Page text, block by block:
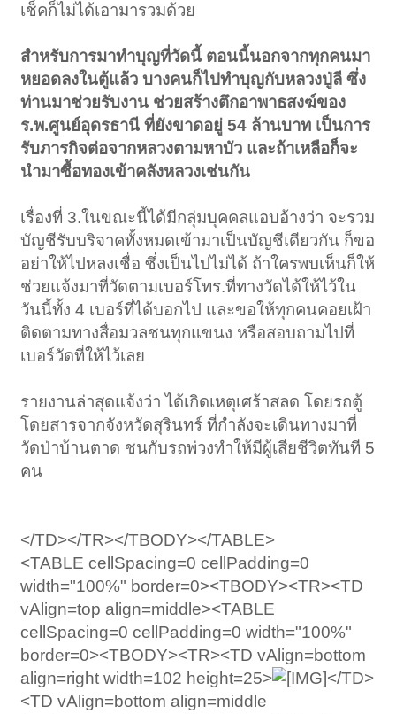
เช็คก็ไม่ได้เอามารวมด้วย
สำหรับการมาทำบุญที่วัดนี้ ตอนนี้นอกจากทุกคนมา
หยอดลงในตู้แล้ว บางคนก็ไปทำบุญกับหลวงปู่ลี ซึ่ง
ท่านมาช่วยรับงาน ช่วยสร้างตึกอาพาธสงฆ์ของ
ร.พ.ศูนย์อุดรธานี ที่ยังขาดอยู่ 54 ล้านบาท เป็นการ
รับภารกิจต่อจากหลวงตามหาบัว และถ้าเหลือก็จะ
นำมาซื้อทองเข้าคลังหลวงเช่นกัน
เรื่องที่ 3.ในขณะนี้ได้มีกลุ่มบุคคลแอบอ้างว่า จะรวม
บัญชีรับบริจาคทั้งหมดเข้ามาเป็นบัญชีเดียวกัน ก็ขอ
อย่าให้ไปหลงเชื่อ ซึ่งเป็นไปไม่ได้ ถ้าใครพบเห็นก็ให้
ช่วยแจ้งมาที่วัดตามเบอร์โทร.ที่ทางวัดได้ให้ไว้ใน
วันนี้ทั้ง 4 เบอร์ที่ได้บอกไป และขอให้ทุกคนคอยเฝ้า
ติดตามทางสื่อมวลชนทุกแขนง หรือสอบถามไปที่
เบอร์วัดที่ให้ไว้เลย
รายงานล่าสุดแจ้งว่า ได้เกิดเหตุเศร้าสลด โดยรถตู้
โดยสารจากจังหวัดสุรินทร์ ที่กำลังจะเดินทางมาที่
วัดป่าบ้านตาด ชนกับรถพ่วงทำให้มีผู้เสียชีวิตทันที 5
คน
</TD></TR></TBODY></TABLE>
<TABLE cellSpacing=0 cellPadding=0
width="100%" border=0><TBODY><TR><TD
vAlign=top align=middle><TABLE
cellSpacing=0 cellPadding=0 width="100%"
border=0><TBODY><TR><TD vAlign=bottom
align=right width=102 height=25>
</TD>
<TD vAlign=bottom align=middle